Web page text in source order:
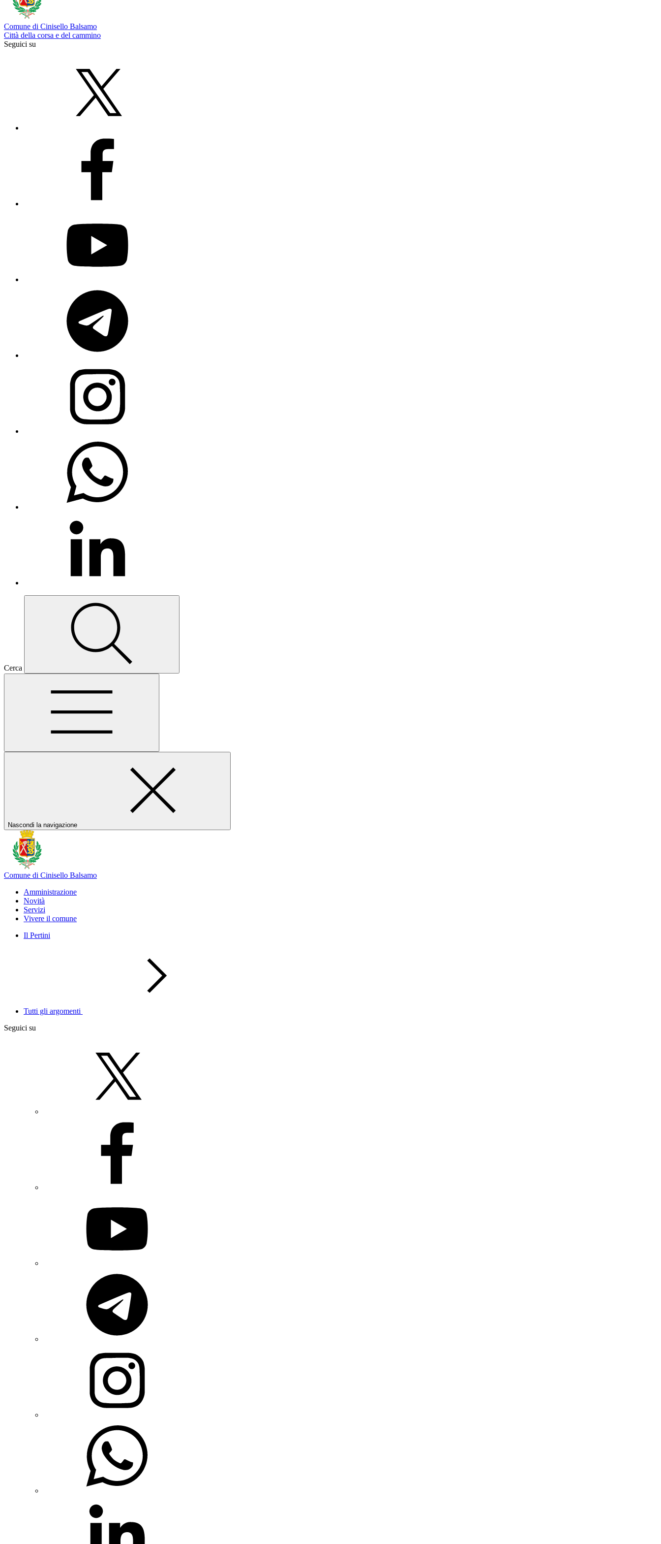
Comune di Cinisello Balsamo
Città della corsa e del cammino
Seguici su
Cerca
Nascondi la navigazione
Comune di Cinisello Balsamo
Amministrazione
Novità
Servizi
Vivere il comune
Il Pertini
Tutti gli argomenti
Seguici su